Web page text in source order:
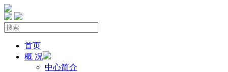
首页
概 况
中心简介